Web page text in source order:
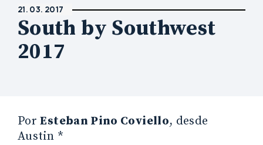
21. 03. 2017
South by Southwest
2017
PorEsteban Pino Coviello, desde
Austin *